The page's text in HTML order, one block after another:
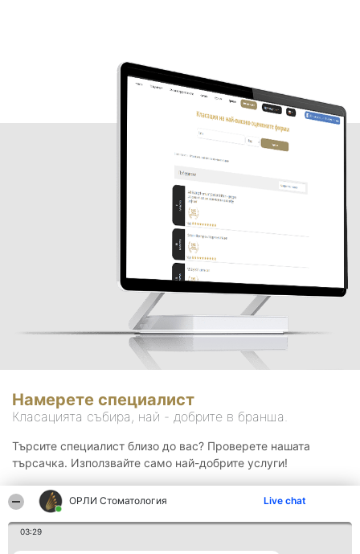
ОРЛИ Стоматология Live chat
03:29
Намерете специалист
Класацията събира, най - добрите в бранша.
Търсите специалист близо до вас? Проверете нашата
търсачка. Използвайте само най-добрите услуги!